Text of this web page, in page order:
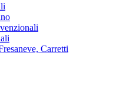
Carretti